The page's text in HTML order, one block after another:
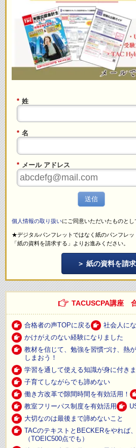
* 姓
* 名
* メール アドレス
送信
個人情報の取り扱いにご同意いただいたものとし
★デジタルパンフレットではなく紙のパンフレ
「紙の資料を請求する」よりお進みください。
紙の資料を請
TACUSCPA講座
合格者の声TOPに戻る
社会人に
かけがえのない経験になりました
教材を信じて、勉強を習慣づけ、熱
しまおう！
学習を通して使える知識が身に付きま
子育てしながらでも諦めない
働き方改革で隙間時間を有効活用！
教室フリーパス制度を有効活用
大切なのは最後まで諦めないこと
TACのテキストとBECKERをやれば
（TOEIC500点でも）